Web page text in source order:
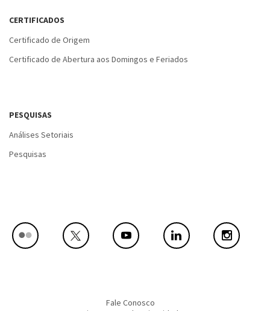
CERTIFICADOS
Certificado de Origem
Certificado de Abertura aos Domingos e Feriados
PESQUISAS
Análises Setoriais
Pesquisas
Fale Conosco